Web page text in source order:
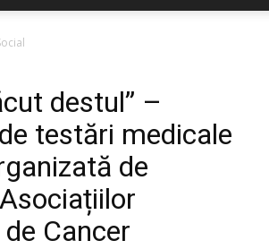
destul” –
testări medicale
de
Cancer